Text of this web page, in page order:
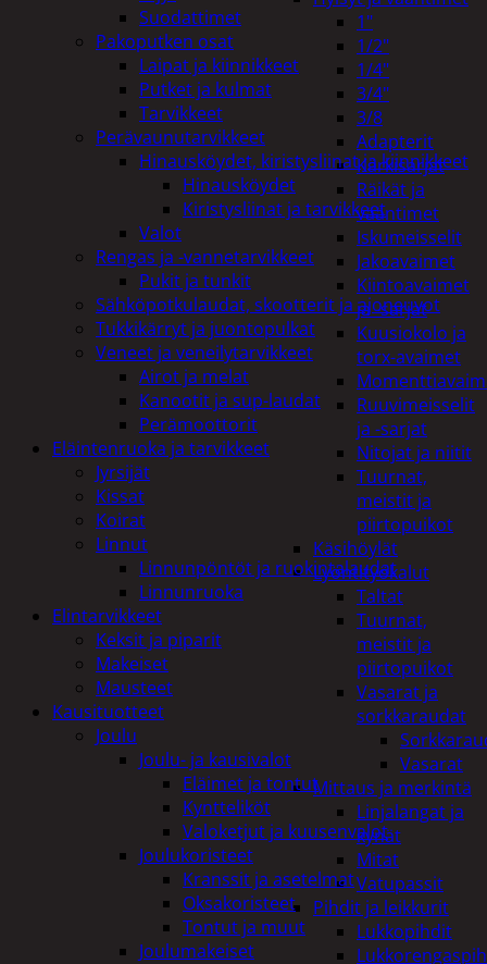
1"
1/2"
1/4"
3/4"
3/8
Adapterit
Kärkisarjat
Räikät ja
vääntimet
Iskumeisselit
Jakoavaimet
Kiintoavaimet
ja -sarjat
Kuusiokolo ja
torx-avaimet
Ruuvimeisselit
ja -sarjat
Nitojat ja niitit
Tuurnat,
meistit ja
piirtopuikot
Käsihöylät
Lyöntityökalut
Taltat
Tuurnat,
meistit ja
piirtopuikot
Vasarat ja
sorkkaraudat
Vasarat
Mittaus ja merkintä
Linjalangat ja
kynät
Mitat
Vatupassit
Pihdit ja leikkurit
Lukkopihdit
Suodattimet
Pakoputken osat
Laipat ja kiinnikkeet
Putket ja kulmat
Tarvikkeet
Perävaunutarvikkeet
Hinausköydet, kiristysliinat ja kiinnikkeet
Hinausköydet
Kiristysliinat ja tarvikkeet
Valot
Rengas ja -vannetarvikkeet
Pukit ja tunkit
Sähköpotkulaudat, skootterit ja ajoneuvot
Tukkikärryt ja juontopulkat
Veneet ja veneilytarvikkeet
Airot ja melat
Kanootit ja sup-laudat
Perämoottorit
Eläintenruoka ja tarvikkeet
Jyrsijät
Kissat
Koirat
Linnut
Linnunpöntöt ja ruokintalaudat
Linnunruoka
Elintarvikkeet
Keksit ja piparit
Makeiset
Mausteet
Kausituotteet
Joulu
Joulu- ja kausivalot
Eläimet ja tontut
Kyntteliköt
Valoketjut ja kuusenvalot
Joulukoristeet
Kranssit ja asetelmat
Oksakoristeet
Tontut ja muut
Joulumakeiset